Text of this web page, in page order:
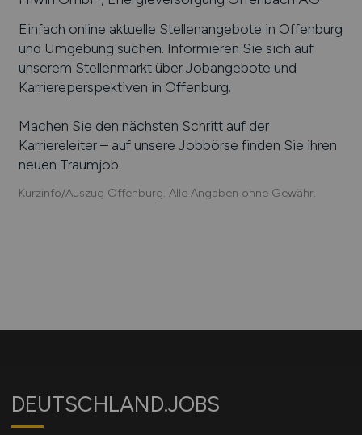
Einfach online aktuelle Stellenangebote in Offenburg
und Umgebung suchen. Informieren Sie sich auf
unserem Stellenmarkt über Jobangebote und
Karriereperspektiven in Offenburg.
Machen Sie den nächsten Schritt auf der
Karriereleiter – auf unsere Jobbörse finden Sie ihren
neuen Traumjob.
Kurzinfo/Auszug Offenburg. Alle Angaben ohne Gewähr.
DEUTSCHLAND.JOBS